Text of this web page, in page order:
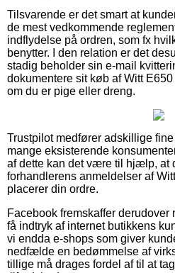
Tilsvarende er det smart at
de mest vedkommende
indflydelse på ordren, som fx
benytter. I den relation er det
stadig beholder sin e-mail
dokumentere sit køb af Witt
om du er pige eller dreng.
Trustpilot medfører adskillige
mange eksisterende
af dette kan det være til hjælp, at
forhandlerens anmeldelser af
placerer din ordre.
Facebook fremskaffer derudover
få indtryk af internet butikkens
vi endda e-shops som giver
nedfælde en bedømmelse af
tillige må drages fordel af til at